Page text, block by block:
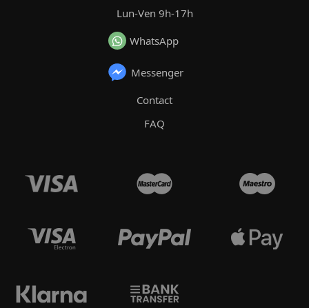
Lun-Ven 9h-17h
WhatsApp
Messenger
Contact
FAQ